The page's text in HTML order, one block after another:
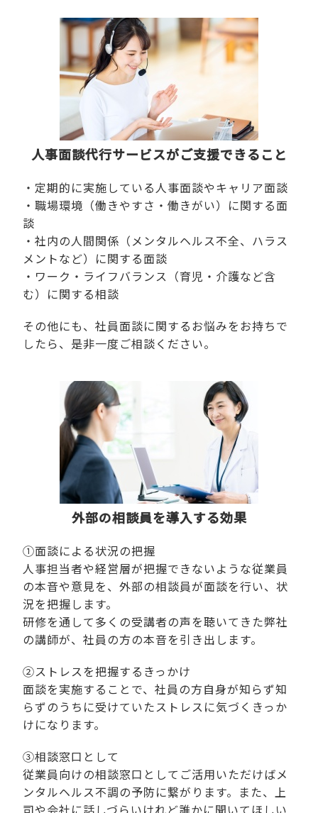
人事面談代行サービスがご支援できること
・定期的に実施している人事面談やキャリア面談
・職場環境（働きやすさ・働きがい）に関する面
談
・社内の人間関係（メンタルヘルス不全、ハラス
メントなど）に関する面談
・ワーク・ライフバランス（育児・介護など含
む）に関する相談
その他にも、社員面談に関するお悩みをお持ちで
したら、是非一度ご相談ください。
外部の相談員を導入する効果
①面談による状況の把握
人事担当者や経営層が把握できないような従業員
の本音や意見を、外部の相談員が面談を行い、状
況を把握します。
研修を通して多くの受講者の声を聴いてきた弊社
の講師が、社員の方の本音を引き出します。
②ストレスを把握するきっかけ
面談を実施することで、社員の方自身が知らず知
らずのうちに受けていたストレスに気づくきっか
けになります。
③相談窓口として
従業員向けの相談窓口としてご活用いただけばメ
ンタルヘルス不調の予防に繋がります。また、上